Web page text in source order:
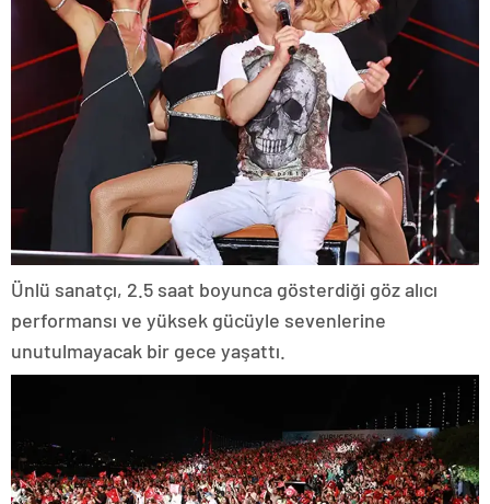
Ünlü sanatçı, 2.5 saat boyunca gösterdiği göz alıcı
performansı ve yüksek gücüyle sevenlerine
unutulmayacak bir gece yaşattı.